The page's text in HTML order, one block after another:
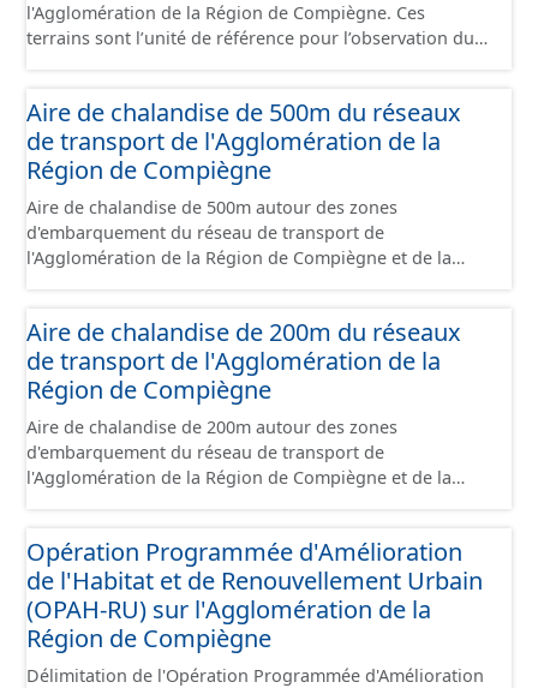
l'Agglomération de la Région de Compiègne. Ces
terrains sont l’unité de référence pour l’observation du
faisant l’objet d’un regroupement suivant leur état
d’occupation, leur stade de commercialisation, leur
stade d’aménagement et la nature de leur maîtrise
foncière. Il s'appuie globalement sur la limite de parcelle
cadastrale mais peut également la subdiviser s'il
provient d'un plan d'aménagement par lots qui précède
un remembrement cadastral. Ces terrains sont
d'autres usages situés dans ces sites (équipement,
divers, ...). Ce lot est constitué conformément aux
prescriptions du standard CNIG Sites Economiques.
Aire de chalandise de 500m du réseaux
de transport de l'Agglomération de la
Région de Compiègne
Aire de chalandise de 500m autour des zones
d'embarquement du réseau de transport de
l'Agglomération de la Région de Compiègne et de la
Aire de chalandise de 200m du réseaux
de transport de l'Agglomération de la
Région de Compiègne
Aire de chalandise de 200m autour des zones
d'embarquement du réseau de transport de
l'Agglomération de la Région de Compiègne et de la
Opération Programmée d'Amélioration
de l'Habitat et de Renouvellement Urbain
(OPAH-RU) sur l'Agglomération de la
Région de Compiègne
Délimitation de l'Opération Programmée d'Amélioration